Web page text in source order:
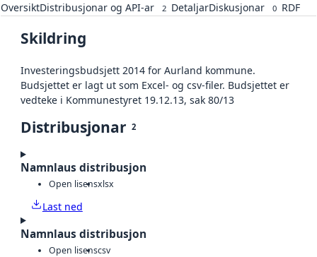
OversiktDistribusjonar og API-ar 2 DetaljarDiskusjonar 0 RDF
Skildring
Investeringsbudsjett 2014 for Aurland kommune.
Budsjettet er lagt ut som Excel- og csv-filer. Budsjettet er
vedteke i Kommunestyret 19.12.13, sak 80/13
Distribusjonar 2
Namnlaus distribusjon
Open lisensxlsx
Last ned
Namnlaus distribusjon
Open lisenscsv